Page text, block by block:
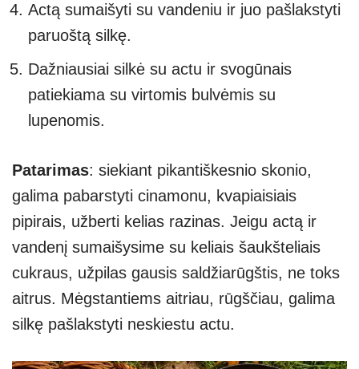
Actą sumaišyti su vandeniu ir juo pašlakstyti
paruoštą silkę.
Dažniausiai silkė su actu ir svogūnais
patiekiama su virtomis bulvėmis su
lupenomis.
Patarimas: siekiant pikantiškesnio skonio,
galima pabarstyti cinamonu, kvapiaisiais
pipirais, užberti kelias razinas. Jeigu actą ir
vandenį sumaišysime su keliais šaukšteliais
cukraus, užpilas gausis saldžiarūgštis, ne toks
aitrus. Mėgstantiems aitriau, rūgščiau, galima
silkę pašlakstyti neskiestu actu.